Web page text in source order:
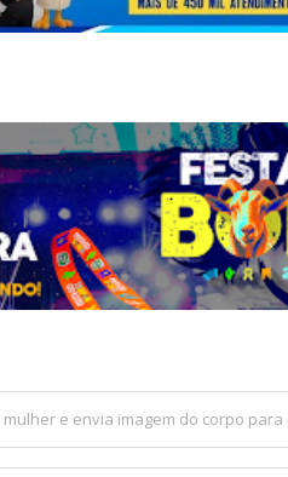
e envia imagem do corpo